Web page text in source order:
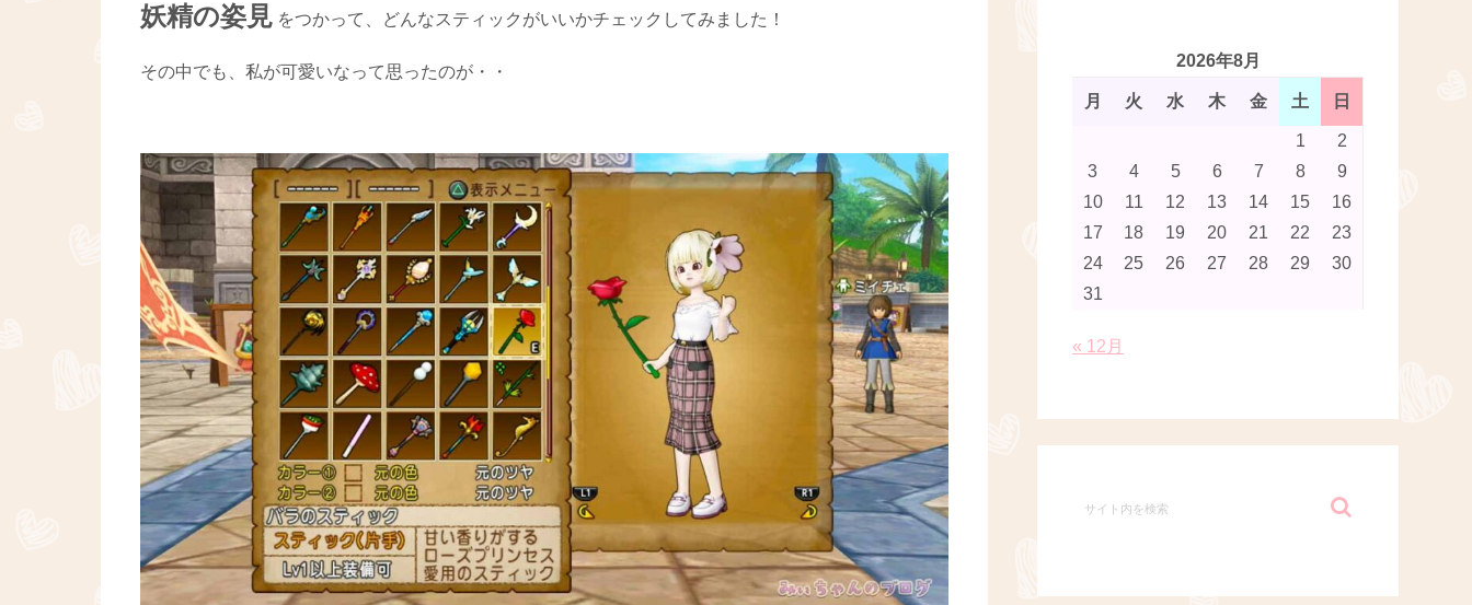
妖精の姿見 をつかって、どんなスティックがいいかチェックしてみました！
その中でも、私が可愛いなって思ったのが・・
2026年8月
月 火 水 木 金 土 日
1
2
3
4 5 6 7 8
9
10
11 12 13 14 15
16
17
18 19 20 21 22
23
24
25 26 27 28 29
30
31
« 12月